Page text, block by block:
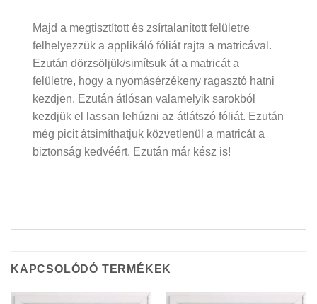
Majd a megtisztított és zsírtalanított felületre
felhelyezzük a applikáló fóliát rajta a matricával.
Ezután dörzsöljük/simítsuk át a matricát a
felületre, hogy a nyomásérzékeny ragasztó hatni
kezdjen. Ezután átlósan valamelyik sarokból
kezdjük el lassan lehúzni az átlátszó fóliát. Ezután
még picit átsimíthatjuk közvetlenül a matricát a
biztonság kedvéért. Ezután már kész is!
KAPCSOLÓDÓ TERMÉKEK